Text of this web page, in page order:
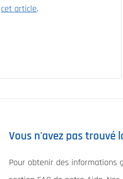
cet article.
Vous n'avez pas trouvé
Pour obtenir des informations